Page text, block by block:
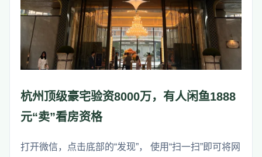
杭州顶级豪宅验资8000万，有人闲鱼1888
元“卖”看房资格
打开微信，点击底部的“发现”， 使用“扫一扫”即可将网